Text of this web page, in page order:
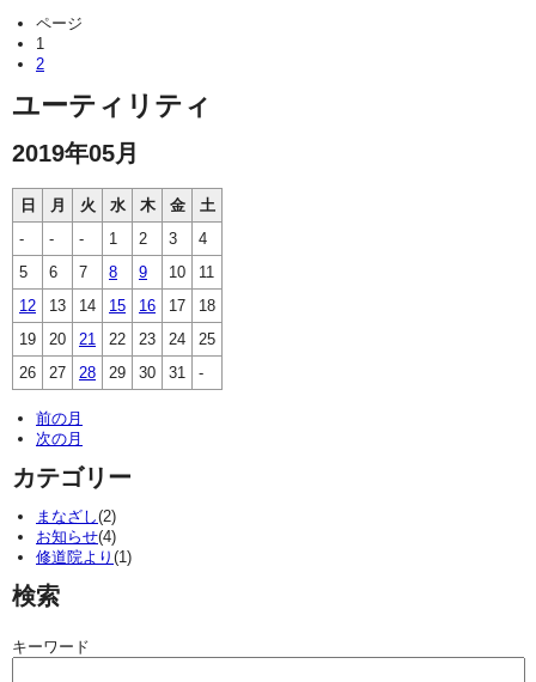
ページ
1
2
ユーティリティ
2019年05月
日 月 火 水 木 金
土
-
- - 1 2 3
4
5
6 7 8 9 10
11
12
13 14 15 16 17
18
19
20 21 22 23 24
25
26
27 28 29 30 31 -
前の月
次の月
カテゴリー
まなざし(2)
お知らせ(4)
修道院より (1)
検索
キーワード